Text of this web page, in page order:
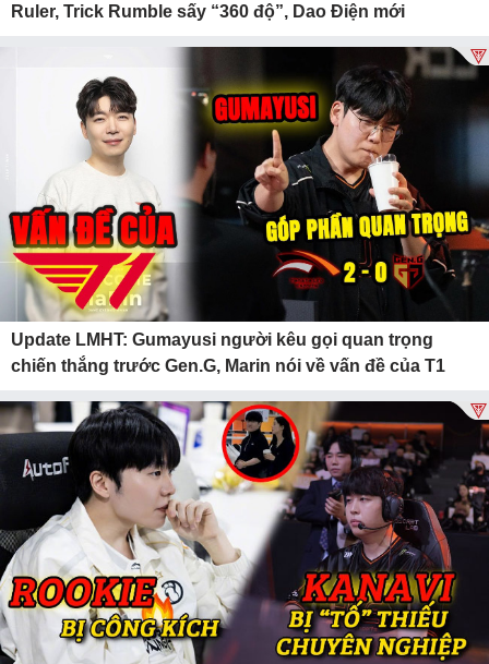
Ruler, Trick Rumble sấy “360 độ”, Dao Điện mới
Update LMHT: Gumayusi người kêu gọi quan trọng
chiến thắng trước Gen.G, Marin nói về vấn đề của T1